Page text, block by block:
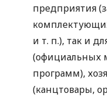
предприятия
и т. п.), так и
(официальных
программ),
(канцтовары,